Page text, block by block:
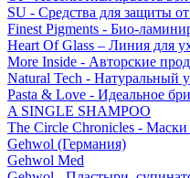
SU - Средства для защиты
Finest Pigments - Био-
Heart Of Glass – Линия для
More Inside - Авторские
Natural Tech - Натуральный
Pasta & Love - Идеальное
A SINGLE SHAMPOO
The Circle Chronicles -
Gehwol (Германия)
Gehwol Med